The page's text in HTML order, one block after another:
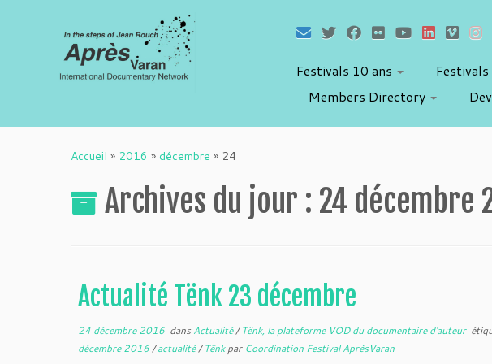
Festivals 10 ans Festivals
Members Directory
Accueil » 2016 » décembre » 24
Archives du jour : 24 décembre
Actualité Tënk 23 décembre
24 décembre 2016dans Actualité/Tënk, la plateforme VOD du documentaire d'auteur
décembre 2016/actualité/Tënkpar Coordination Festival AprèsVaran